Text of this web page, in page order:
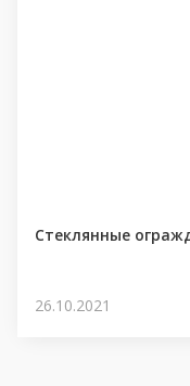
Стеклянные
26.10.2021